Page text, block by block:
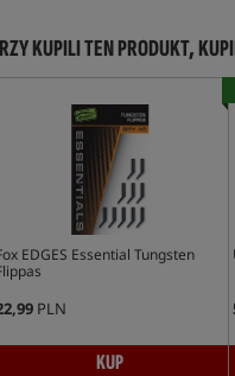
KUPILI TEN PRODUKT,
EDGES Essential Tungsten
PLN
KUP